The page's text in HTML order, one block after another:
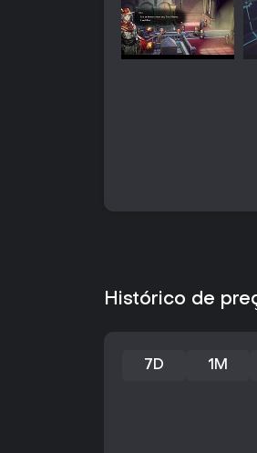
Histórico de
7D 1M